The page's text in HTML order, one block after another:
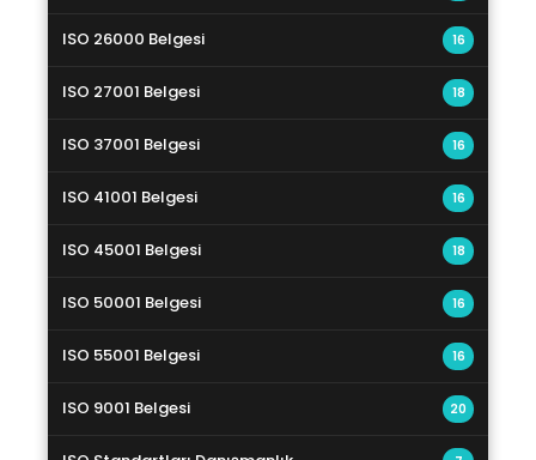
ISO 26000 Belgesi 16
ISO 27001 Belgesi 18
ISO 37001 Belgesi 16
ISO 41001 Belgesi 16
ISO 45001 Belgesi 18
ISO 50001 Belgesi 16
ISO 55001 Belgesi 16
ISO 9001 Belgesi 20